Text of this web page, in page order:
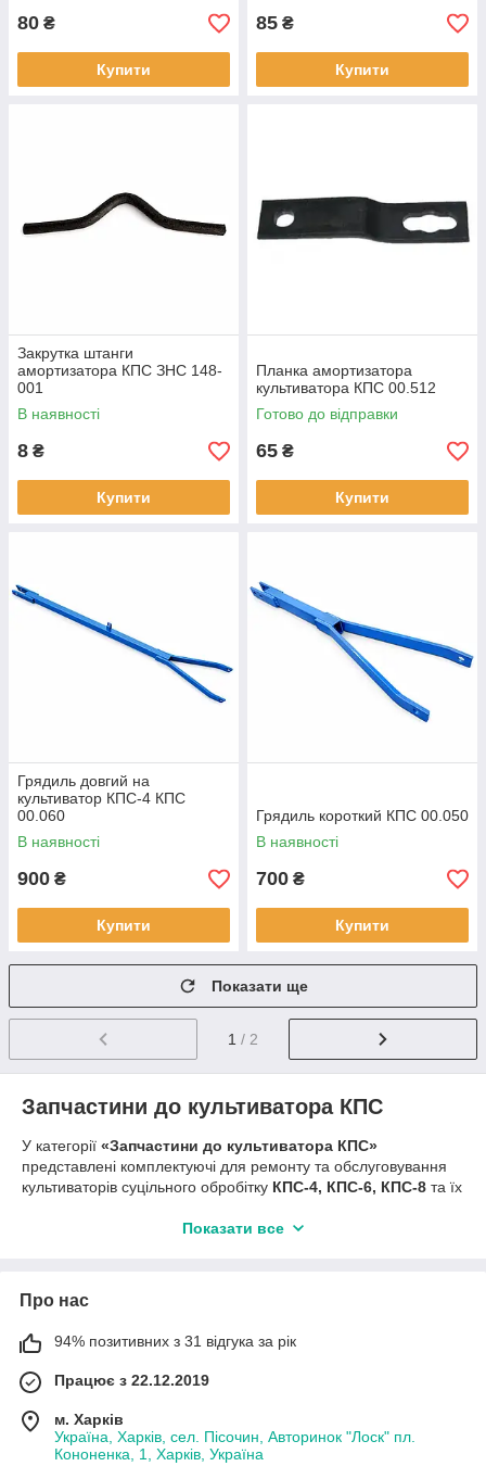
80 ₴
Купити
85 ₴
Купити
Закрутка штанги
амортизатора КПС ЗНС 148-
001
В наявності
8 ₴
Купити
Планка амортизатора
культиватора КПС 00.512
Готово до відправки
65 ₴
Купити
Грядиль довгий на
культиватор КПС-4 КПС
00.060
В наявності
900 ₴
Купити
Грядиль короткий КПС 00.050
В наявності
700 ₴
Купити
Показати ще
1 / 2
Запчастини до культиватора КПС
У категорії «Запчастини до культиватора КПС»
представлені комплектуючі для ремонту та обслуговування
культиваторів суцільного обробітку КПС-4, КПС-6, КПС-8 та їх
техніки під час передпосівної підготовки ґрунту та обробки
(стрілчасті, з наплавкою), стійки, гряділі, штанги, секції,
колеса, ступиці та кріплення. Деталі виготовлені з міцних
польових умовах.
Переваги:
сумісність з культиваторами КПС
Показати все
Про нас
94% позитивних з 31 відгука за рік
Працює з 22.12.2019
м. Харків
Україна, Харків, сел. Пісочин, Авторинок "Лоск" пл.
Кононенка, 1, Харків, Україна